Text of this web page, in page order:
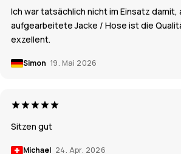
Ich war tatsächlich nicht im Einsatz damit,
aufgearbeitete Jacke / Hose ist die
exzellent.
Simon 19. Mai 2026
Sitzen gut
Michael 24. Apr. 2026